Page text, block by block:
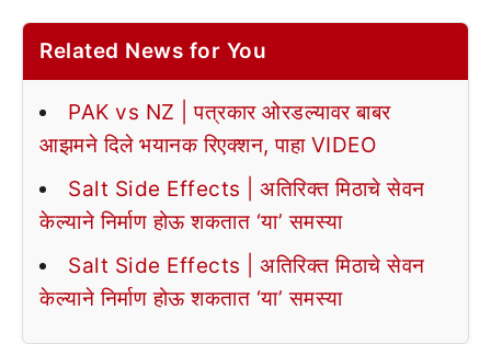
Related News for You
PAK vs NZ | पत्रकार ओरडल्यावर बाबर
आझमने दिले भयानक रिएक्शन, पाहा VIDEO
Salt Side Effects | अतिरिक्त मिठाचे सेवन
केल्याने निर्माण होऊ शकतात ‘या’ समस्या
Salt Side Effects | अतिरिक्त मिठाचे सेवन
केल्याने निर्माण होऊ शकतात ‘या’ समस्या